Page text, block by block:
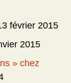
février 2015
2015
» chez